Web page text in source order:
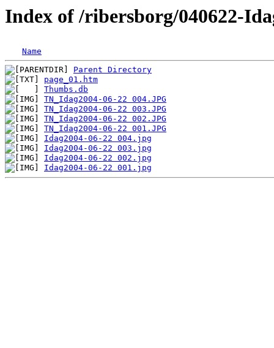
Index of /ribersborg/040622-
Name
Parent Directory
page_01.htm
Thumbs.db
TN_Idag2004-06-22 004.JPG
TN_Idag2004-06-22 003.JPG
TN_Idag2004-06-22 002.JPG
TN_Idag2004-06-22 001.JPG
Idag2004-06-22 004.jpg
Idag2004-06-22 003.jpg
Idag2004-06-22 002.jpg
Idag2004-06-22 001.jpg